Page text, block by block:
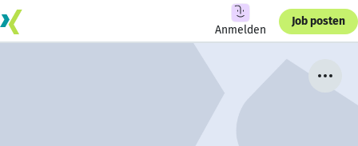
Anmelden
Job posten